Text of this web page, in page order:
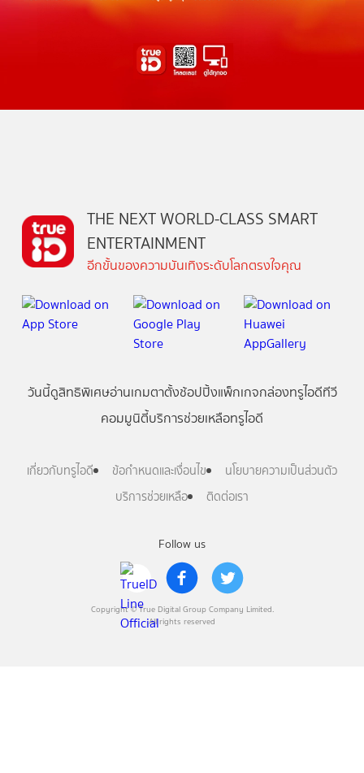
Follow us
Copyright © True Digital Group Company Limited.
All rights reserved
THE NEXT WORLD-CLASS SMART
ENTERTAINMENT
อีกขั้นของความบันเทิงระดับโลกตรงใจคุณ
วันนี้ดูสิทธิพิเศษอ่านเกมตาตั้งช้อปปิ้งแพ็กเกจกล่องทรูไอดีทีวี
คอมมูนิตี้บริการช่วยเหลือทรูไอดี
เกี่ยวกับทรูไอดี ข้อกำหนดและเงื่อนไข
นโยบายความเป็นส่วนตัว
บริการช่วยเหลือ
ติดต่อเรา